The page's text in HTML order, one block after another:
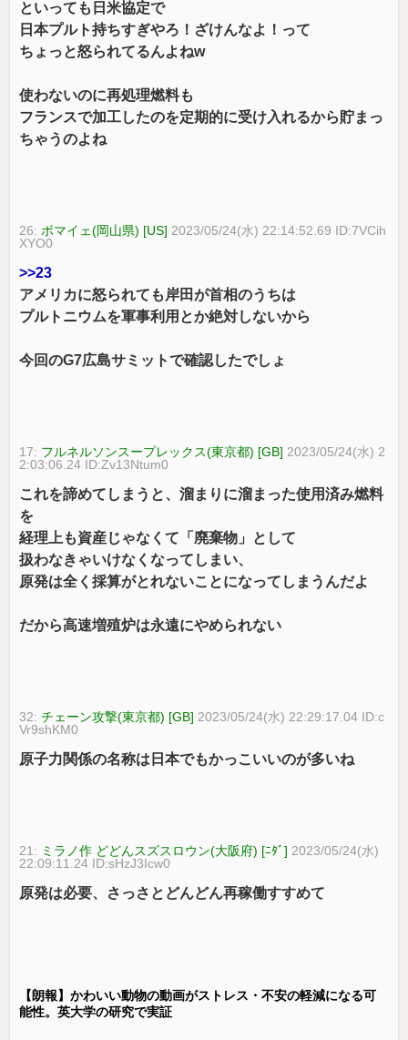
といっても日米協定で
日本プルト持ちすぎやろ！ざけんなよ！って
ちょっと怒られてるんよねw
使わないのに再処理燃料も
フランスで加工したのを定期的に受け入れるから貯まっ
ちゃうのよね
26: ボマイェ(岡山県) [US] 2023/05/24(水) 22:14:52.69 ID:7VCih
XYO0
>>23
アメリカに怒られても岸田が首相のうちは
プルトニウムを軍事利用とか絶対しないから
今回のG7広島サミットで確認したでしょ
17: フルネルソンスープレックス(東京都) [GB] 2023/05/24(水) 2
2:03:06.24 ID:Zv13Ntum0
これを諦めてしまうと、溜まりに溜まった使用済み燃料
を
経理上も資産じゃなくて「廃棄物」として
扱わなきゃいけなくなってしまい、
原発は全く採算がとれないことになってしまうんだよ
だから高速増殖炉は永遠にやめられない
32:チェーン攻撃(東京都) [GB] 2023/05/24(水) 22:29:17.04 ID:c
Vr9shKM0
原子力関係の名称は日本でもかっこいいのが多いね
21: ミラノ作 どどんスズスロウン(大阪府) [ﾆﾀﾞ] 2023/05/24(水)
22:09:11.24 ID:sHzJ3Icw0
原発は必要、さっさとどんどん再稼働すすめて
【朗報】かわいい動物の動画がストレス・不安の軽減になる可
能性。英大学の研究で実証